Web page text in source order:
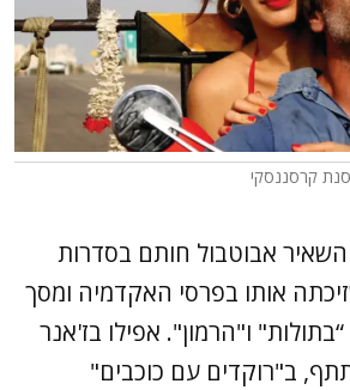
קרסננסקי
השאיר אבוטבול חותם בסדרות
אותו בפרסי האקדמיה ומסך
ו"הרמון". אפילו בז'אנר
ב"רוקדים עם כוכבים"